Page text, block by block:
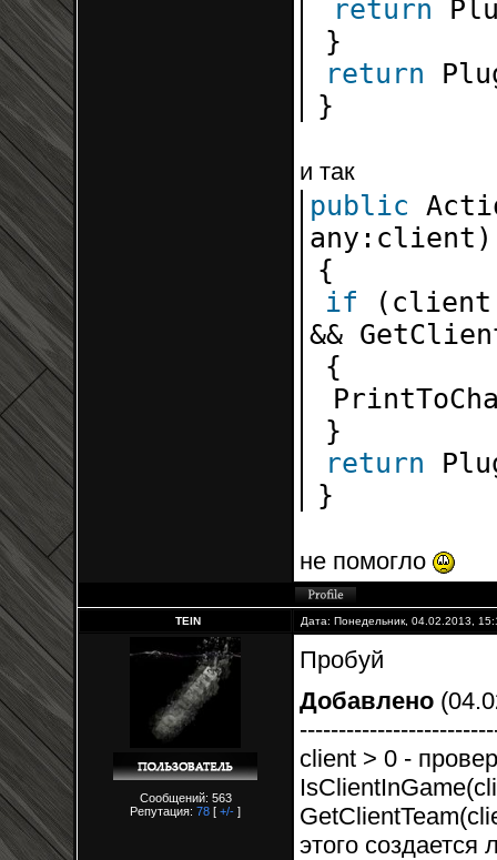
return
}
return
}
и так
public
any:client)
{
if
&&
{
}
return
}
не помогло
TEIN Дата: Понедельник, 04.02.2013,
Сообщений: 563
Репутация: 78 [ +/- ]
Пробуй
Добавлено
client > 0 -
этого